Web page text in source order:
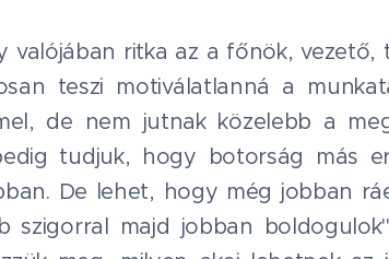
ritka az a főnök, vezető,
teszi motiválatlanná a
de nem jutnak közelebb a
tudjuk, hogy botorság más
De lehet, hogy még jobban
majd jobban